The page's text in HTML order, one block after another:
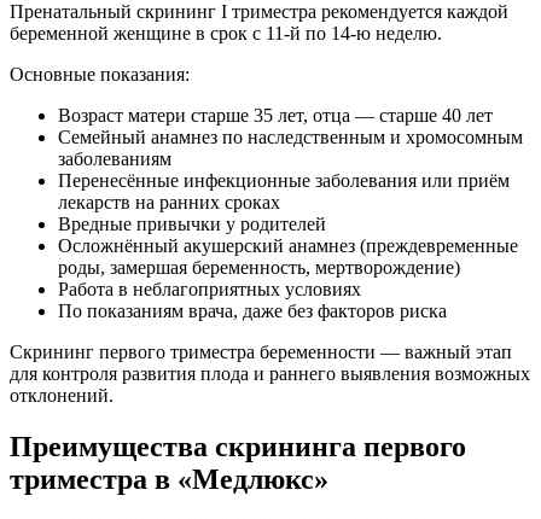
Пренатальный скрининг I триместра рекомендуется каждой
беременной женщине в срок с 11-й по 14-ю неделю.
Основные показания:
Возраст матери старше 35 лет, отца — старше 40 лет
Семейный анамнез по наследственным и хромосомным
заболеваниям
Перенесённые инфекционные заболевания или приём
лекарств на ранних сроках
Вредные привычки у родителей
Осложнённый акушерский анамнез (преждевременные
роды, замершая беременность, мертворождение)
Работа в неблагоприятных условиях
По показаниям врача, даже без факторов риска
Скрининг первого триместра беременности — важный этап
для контроля развития плода и раннего выявления возможных
отклонений.
Преимущества скрининга первого
триместра в «Медлюкс»